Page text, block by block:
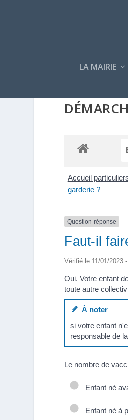
LA MAIRIE
Accueil
garderie ?
Question-réponse
Faut-il
Vérifié le 11/01/2023
Oui. Votre enfant
toute autre
À noter
si votre enfant
responsable de
Le nombre de
Enfant né
Enfant né à